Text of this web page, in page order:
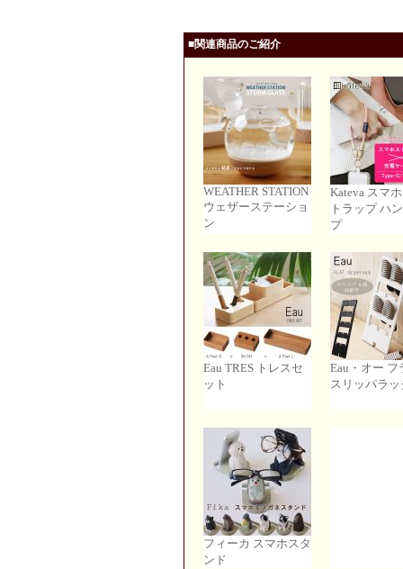
■関連商品のご紹介
WEATHER STATION
ウェザーステーショ
ン
Kateva スマ
トラップ ハ
プ
Eau TRES トレスセ
ット
Eau・オー フ
スリッパラッ
フィーカ スマホスタ
ンド